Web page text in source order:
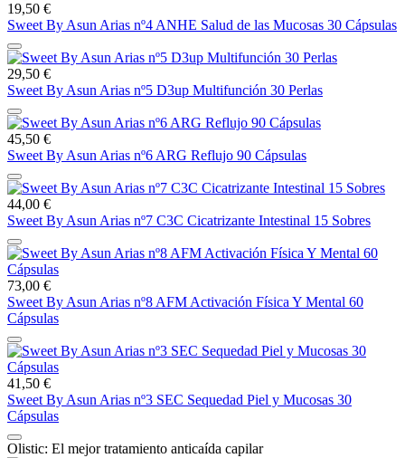
19,50 €
Sweet By Asun Arias nº4 ANHE Salud de las Mucosas 30 Cápsulas
29,50 €
Sweet By Asun Arias nº5 D3up Multifunción 30 Perlas
45,50 €
Sweet By Asun Arias nº6 ARG Reflujo 90 Cápsulas
44,00 €
Sweet By Asun Arias nº7 C3C Cicatrizante Intestinal 15 Sobres
73,00 €
Sweet By Asun Arias nº8 AFM Activación Física Y Mental 60
Cápsulas
41,50 €
Sweet By Asun Arias nº3 SEC Sequedad Piel y Mucosas 30
Cápsulas
Olistic: El mejor tratamiento anticaída capilar